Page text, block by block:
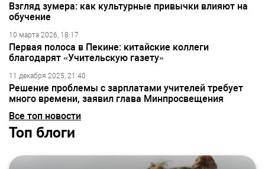
Взгляд зумера: как культурные привычки влияют на
обучение
10 марта 2026, 18:17
Первая полоса в Пекине: китайские коллеги
благодарят «Учительскую газету»
11 декабря 2025, 21:40
Решение проблемы с зарплатами учителей требует
много времени, заявил глава Минпросвещения
Все топ новости
Топ блоги